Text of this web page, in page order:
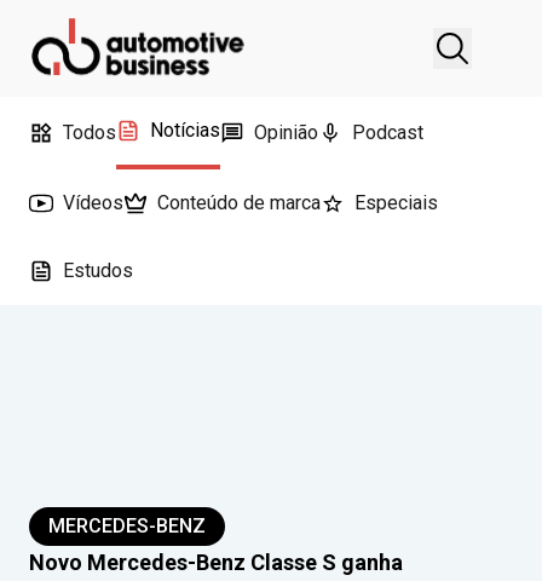
Todos Notícias Opinião Podcast
Vídeos Conteúdo de marca Especiais
Estudos
MERCEDES-BENZ
Novo Mercedes-Benz Classe S ganha